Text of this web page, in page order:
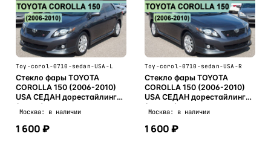
Toy-corol-0710-sedan-USA-L
Стекло фары TOYOTA
COROLLA 150 (2006-2010)
USA СЕДАН дорестайлинг
(левое)
Москва: в наличии
1 600 ₽
Toy-corol-0710-sedan-USA-R
Стекло фары TOYOTA
COROLLA 150 (2006-2010)
USA СЕДАН дорестайлинг
(правое)
Москва: в наличии
1 600 ₽